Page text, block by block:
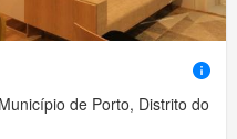
de Porto, Distrito do